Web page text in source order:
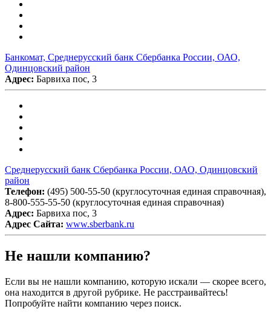
Банкомат, Среднерусский банк Сбербанка России, ОАО,
Одинцовский район
Адрес: Барвиха пос, 3
Среднерусский банк Сбербанка России, ОАО, Одинцовский
район
Телефон: (495) 500-55-50 (круглосуточная единая справочная),
8-800-555-55-50 (круглосуточная единая справочная)
Адрес: Барвиха пос, 3
Адрес Сайта: www.sberbank.ru
Не нашли компанию?
Если вы не нашли компанию, которую искали — скорее всего,
она находится в другой рубрике. Не расстраивайтесь!
Попробуйте найти компанию через поиск.